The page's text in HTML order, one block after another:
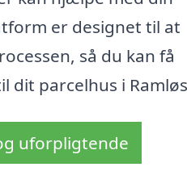
er designet til at
så du kan få
dit parcelhus i
uforpligtende